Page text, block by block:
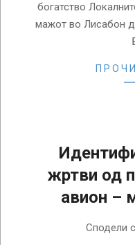
богатство
мажот во Лисабон
жртви од
авион –
Сподели